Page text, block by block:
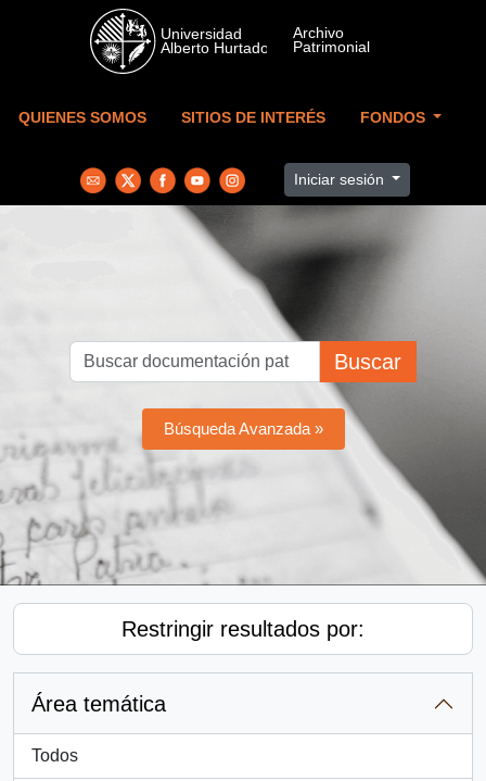
Skip to main content
QUIENES SOMOS SITIOS DE INTERÉS FONDOS
Iniciar sesión
Buscar
Búsqueda Avanzada »
Restringir resultados por:
Área temática
Todos